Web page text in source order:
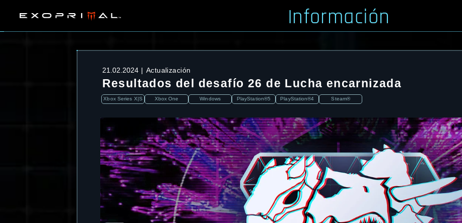
Información
21.02.2024 Actualización
Resultados del desafío 26 de Lucha encarnizada
Xbox Series X|S Xbox One Windows PlayStation®5 PlayStation®4 Steam®